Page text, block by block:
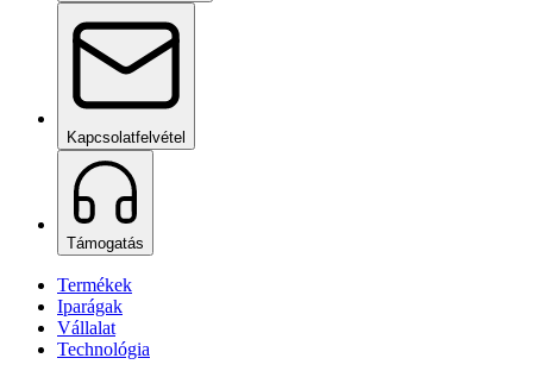
Kapcsolatfelvétel
Támogatás
Termékek
Iparágak
Vállalat
Technológia